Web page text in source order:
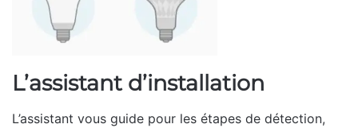
L’assistant d’installation
L’assistant vous guide pour les étapes de détection,